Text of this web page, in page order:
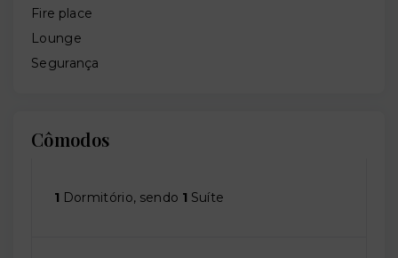
Fire place
Lounge
Segurança
Cômodos
1 Dormitório, sendo 1 Suíte